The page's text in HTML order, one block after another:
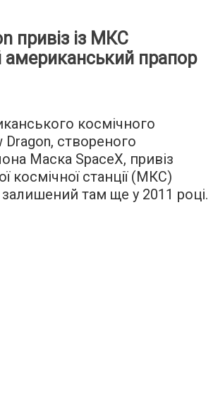
привіз із МКС
американський прапор
космічного
Dragon, створеного
Маска SpaceX, привіз
космічної станції (МКС)
там ще у 2011 році.